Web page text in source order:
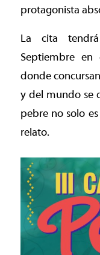
protagonista
La cita
Septiembre en
donde
y del mundo se
pebre no solo
relato.